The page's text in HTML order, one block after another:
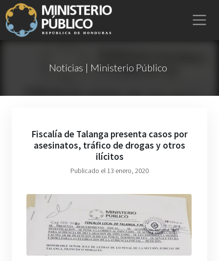
Noticias | Ministerio Público
Fiscalía de Talanga presenta casos por
asesinatos, tráfico de drogas y otros
ilícitos
Publicado el 13 enero, 2020